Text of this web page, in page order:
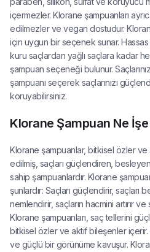
içermezler. Klorane şampuanları
edilmezler ve vegan dostudur.
için uygun bir seçenek sunar.
kuru saçlardan yağlı saçlara kadar
şampuan seçeneği bulunur.
şampuanı seçerek saçlarınızı
koruyabilirsiniz.
Klorane Şampuan Ne
Klorane şampuanlar, bitkisel özler
edilmiş, saçları güçlendiren,
sahip şampuanlardır. Klorane
şunlardır: Saçları güçlendirir, saçları
nemlendirir, saçların hacmini artırır
Klorane şampuanları, saç tellerini
bitkisel özler ve aktif bileşenler içerir.
ve güçlü bir görünüme kavuşur.